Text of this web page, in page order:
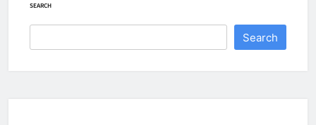
SEARCH
Search